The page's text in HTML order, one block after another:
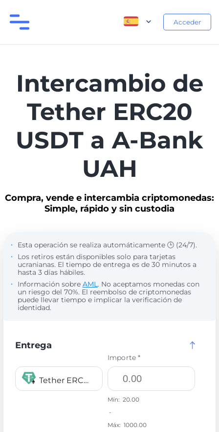
Acceder
Intercambio de
Tether ERC20
USDT a A-Bank
UAH
Compra, vende e intercambia criptomonedas:
Simple, rápido y sin custodia
Esta operación se realiza automáticamente 🕒 (24/7).
Los retiros están disponibles solo para tarjetas
ucranianas. El tiempo de entrega es de 30 minutos a
hasta 3 días hábiles.
Información sobre AML. No aceptamos monedas con
un riesgo del 70%. El reembolso de criptomonedas
puede llevar tiempo e implicar la verificación de
identidad.
Entrega
Tether ERC20 USDT
Importe *
Mín: 20.00
-
Máx: 1000.00